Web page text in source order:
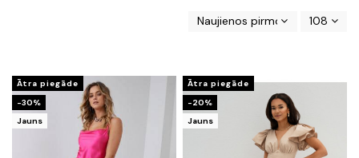
Naujienos pirmos 108
Ātra piegāde
-30%
Jauns
Ātra piegāde
-20%
Jauns